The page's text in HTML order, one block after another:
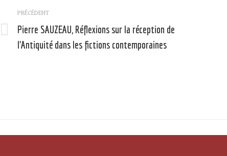
PRÉCÉDENT
Article
précédent
Pierre SAUZEAU, Réflexions sur la réception de
l’Antiquité dans les fictions contemporaines